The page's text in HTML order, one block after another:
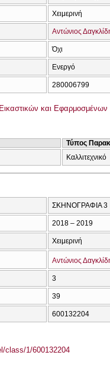
Χειμερινή
Αντώνιος
Όχι
Ενεργό
280006799
και
Τύπος
Καλλιτεχνικό
ΣΚΗΝΟΓΡΑΦΙΑ 3
2018 – 2019
Χειμερινή
Αντώνιος
3
39
600132204
class/1/600132204